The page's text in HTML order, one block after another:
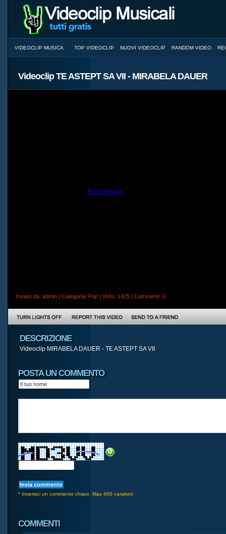
VIDEOCLIP MUSICA TOP VIDEOCLIP NUOVI VIDEOCLIP RANDOM VIDEO
Videoclip TE ASTEPT SA VII - MIRABELA DAUER
Flash Player
Inviato da: admin | Categoria: Pop | Visto: 1425 | Commenti: 0
DESCRIZIONE
Videoclip MIRABELA DAUER - TE ASTEPT SA VII
POSTA UN COMMENTO
* Inserisci un commento chiaro. Max 400 caratteri.
COMMENTI